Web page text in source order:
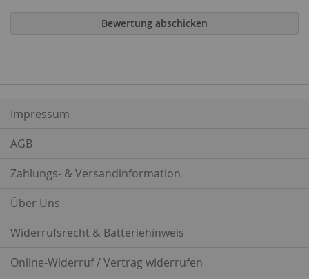
Bewertung abschicken
Impressum
AGB
Zahlungs- & Versandinformation
Über Uns
Widerrufsrecht & Batteriehinweis
Online-Widerruf / Vertrag widerrufen